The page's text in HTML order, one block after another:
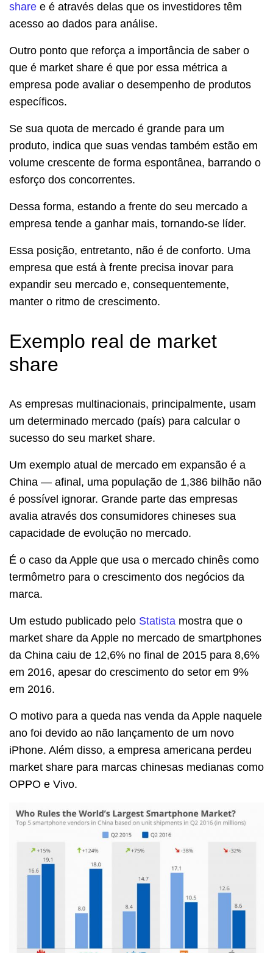
share e é através delas que os investidores têm
acesso ao dados para análise.
Outro ponto que reforça a importância de saber o
que é market share é que por essa métrica a
empresa pode avaliar o desempenho de produtos
específicos.
Se sua quota de mercado é grande para um
produto, indica que suas vendas também estão em
volume crescente de forma espontânea, barrando o
esforço dos concorrentes.
Dessa forma, estando a frente do seu mercado a
empresa tende a ganhar mais, tornando-se líder.
Essa posição, entretanto, não é de conforto. Uma
empresa que está à frente precisa inovar para
expandir seu mercado e, consequentemente,
manter o ritmo de crescimento.
Exemplo real de market
share
As empresas multinacionais, principalmente, usam
um determinado mercado (país) para calcular o
sucesso do seu market share.
Um exemplo atual de mercado em expansão é a
China — afinal, uma população de 1,386 bilhão não
é possível ignorar. Grande parte das empresas
avalia através dos consumidores chineses sua
capacidade de evolução no mercado.
É o caso da Apple que usa o mercado chinês como
termômetro para o crescimento dos negócios da
marca.
Um estudo publicado pelo Statista mostra que o
market share da Apple no mercado de smartphones
da China caiu de 12,6% no final de 2015 para 8,6%
em 2016, apesar do crescimento do setor em 9%
em 2016.
O motivo para a queda nas venda da Apple naquele
ano foi devido ao não lançamento de um novo
iPhone. Além disso, a empresa americana perdeu
market share para marcas chinesas medianas como
OPPO e Vivo.